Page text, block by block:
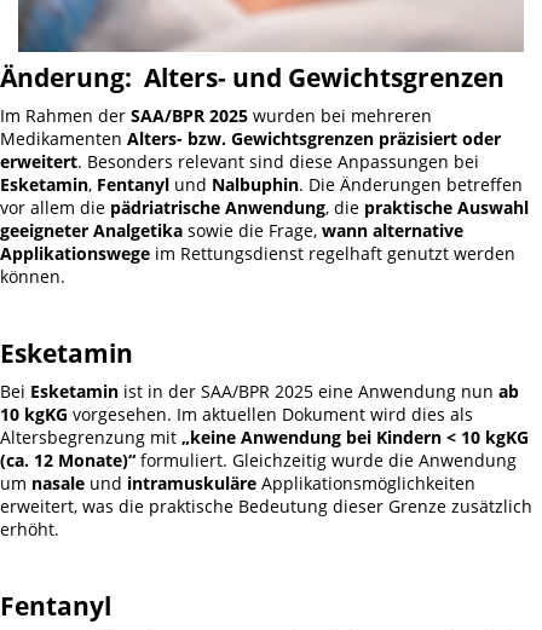
Änderung: Alters- und Gewichtsgrenzen
Im Rahmen der SAA/BPR 2025 wurden bei mehreren
Medikamenten Alters- bzw. Gewichtsgrenzen präzisiert oder
erweitert. Besonders relevant sind diese Anpassungen bei
Esketamin, Fentanyl und Nalbuphin. Die Änderungen betreffen
vor allem die pädriatrische Anwendung, die praktische Auswahl
geeigneter Analgetika sowie die Frage, wann alternative
Applikationswege im Rettungsdienst regelhaft genutzt werden
können.
Esketamin
Bei Esketamin ist in der SAA/BPR 2025 eine Anwendung nun ab
10 kgKG vorgesehen. Im aktuellen Dokument wird dies als
Altersbegrenzung mit „keine Anwendung bei Kindern < 10 kgKG
(ca. 12 Monate)“ formuliert. Gleichzeitig wurde die Anwendung
um nasale und intramuskuläre Applikationsmöglichkeiten
erweitert, was die praktische Bedeutung dieser Grenze zusätzlich
erhöht.
Fentanyl